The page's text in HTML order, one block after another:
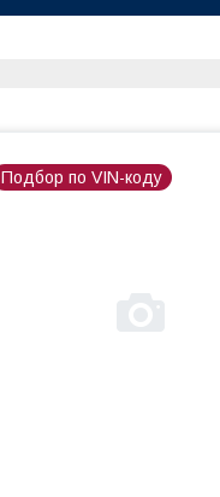
Подбор по VIN-коду